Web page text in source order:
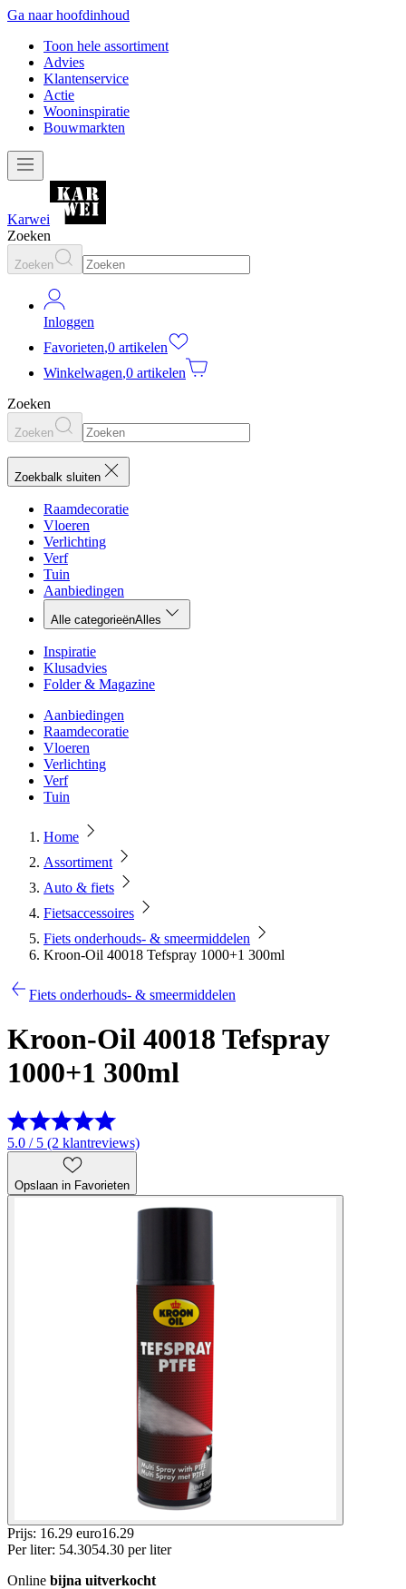
Ga naar hoofdinhoud
Toon hele assortiment
Advies
Klantenservice
Actie
Wooninspiratie
Bouwmarkten
Karwei
Zoeken
Zoeken
Inloggen
Favorieten,0 artikelen
Winkelwagen,0 artikelen
Zoeken
Zoeken
Zoekbalk sluiten
Raamdecoratie
Vloeren
Verlichting
Verf
Tuin
Aanbiedingen
Alle categorieënAlles
Inspiratie
Klusadvies
Folder & Magazine
Aanbiedingen
Raamdecoratie
Vloeren
Verlichting
Verf
Tuin
Home
Assortiment
Auto & fiets
Fietsaccessoires
Fiets onderhouds- & smeermiddelen
Kroon-Oil 40018 Tefspray 1000+1 300ml
Fiets onderhouds- & smeermiddelen
Kroon-Oil 40018 Tefspray
1000+1 300ml
5.0 / 5 (2 klantreviews)
Opslaan in Favorieten
Prijs: 16.29 euro16.29
Per liter: 54.3054.30 per liter
Online bijna uitverkocht